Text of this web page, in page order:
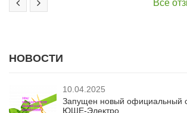
Все
НОВОСТИ
10.04.2025
Запущен новый официальный
ЮШЕ-Электро